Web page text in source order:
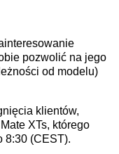
pozwolić na jego
od modelu)
klientów,
XTs, którego
8:30 (CEST).